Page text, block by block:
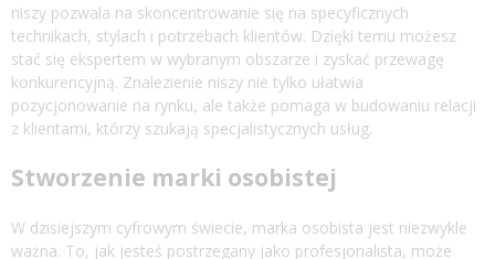
niszy pozwala na skoncentrowanie się na specyficznych
technikach, stylach i potrzebach klientów. Dzięki temu możesz
stać się ekspertem w wybranym obszarze i zyskać przewagę
konkurencyjną. Znalezienie niszy nie tylko ułatwia
pozycjonowanie na rynku, ale także pomaga w budowaniu relacji
z klientami, którzy szukają specjalistycznych usług.
Stworzenie marki osobistej
W dzisiejszym cyfrowym świecie, marka osobista jest niezwykle
ważna. To, jak jesteś postrzegany jako profesjonalista, może